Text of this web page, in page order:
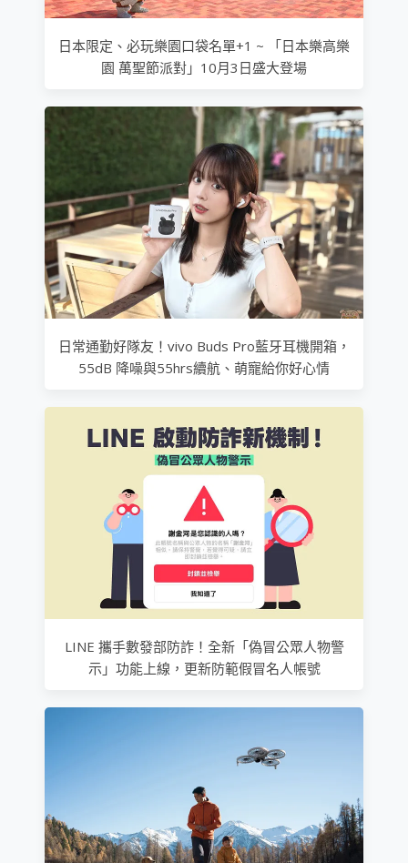
日本限定、必玩樂園口袋名單+1 ~ 「日本樂高樂
園 萬聖節派對」10月3日盛大登場
日常通勤好隊友！vivo Buds Pro藍牙耳機開箱，
55dB 降噪與55hrs續航、萌寵給你好心情
LINE 攜手數發部防詐！全新「偽冒公眾人物警
示」功能上線，更新防範假冒名人帳號